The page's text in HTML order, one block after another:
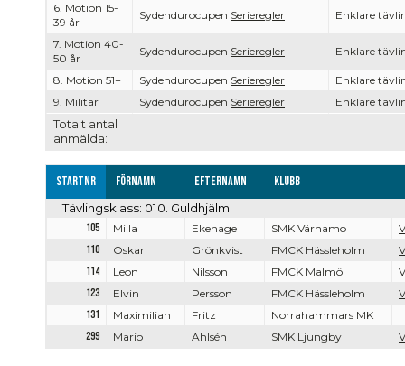
Totalt antal
anmälda:
6. Motion 15-
39 år
Sydendurocupen Serieregler Enklare
7. Motion 40-
50 år
Sydendurocupen Serieregler Enklare
8. Motion 51+ Sydendurocupen Serieregler
Enklare
9. Militär
Sydendurocupen Serieregler Enklare
Startnr Förnamn Efternamn Klubb
Tävlingsklass: 010. Guldhjälm
105 Milla Ekehage SMK Värnamo
110
Oskar Grönkvist FMCK Hässleholm
114
Leon Nilsson FMCK Malmö
123
Elvin Persson FMCK Hässleholm
131
Maximilian Fritz
Norrahammars MK
299
Mario Ahlsén SMK Ljungby